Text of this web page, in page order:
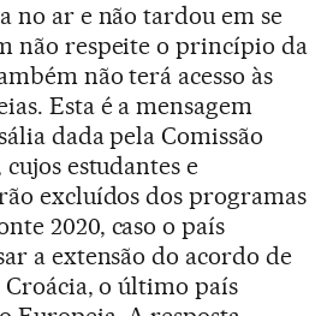
no ar e não tardou em se
não respeite o princípio da
não terá acesso às
Esta é a mensagem
dada pela Comissão
estudantes e
excluídos dos programas
2020, caso o país
a extensão do acordo de
o último país